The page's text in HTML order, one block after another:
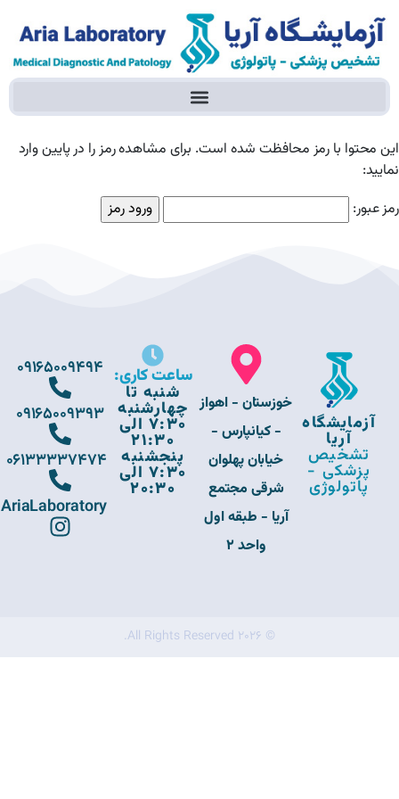
این محتوا با رمز محافظت شده است. برای مشاهده رمز را در پایین وارد
نمایید:
رمز عبور:
آزمایشگاه
آریا
تشخیص
پزشکی -
پاتولوژی
خوزستان - اهواز
- کیانپارس -
خیابان پهلوان
شرقی مجتمع
آریا - طبقه اول
واحد 2
ساعت کاری:
شنبه تا
چهارشنبه
7:30 الی
21:30
پنجشنبه
7:30 الی
20:30
09165009494
09165009393
06133337474
AriaLaboratory
© 2026 All Rights Reserved.